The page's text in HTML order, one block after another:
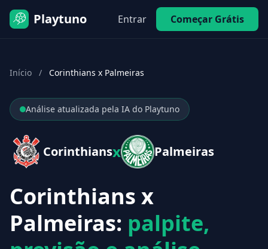
Playtuno Entrar Começar Grátis
Início / Corinthians x Palmeiras
Análise atualizada pela IA do Playtuno
Corinthiansx Palmeiras
Corinthians x
Palmeiras: palpite,